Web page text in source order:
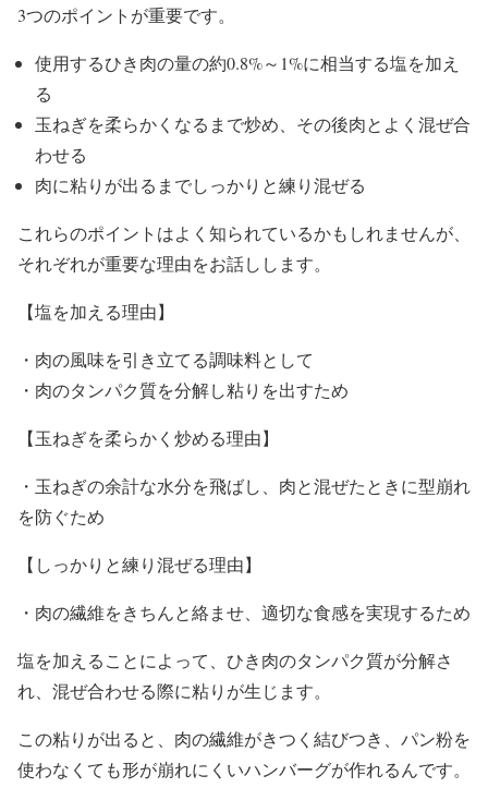
3つのポイントが重要です。
使用するひき肉の量の約0.8%～1%に相当する塩を加え
る
玉ねぎを柔らかくなるまで炒め、その後肉とよく混ぜ合
わせる
肉に粘りが出るまでしっかりと練り混ぜる
これらのポイントはよく知られているかもしれませんが、
それぞれが重要な理由をお話しします。
【塩を加える理由】
・肉の風味を引き立てる調味料として
・肉のタンパク質を分解し粘りを出すため
【玉ねぎを柔らかく炒める理由】
・玉ねぎの余計な水分を飛ばし、肉と混ぜたときに型崩れ
を防ぐため
【しっかりと練り混ぜる理由】
・肉の繊維をきちんと絡ませ、適切な食感を実現するため
塩を加えることによって、ひき肉のタンパク質が分解さ
れ、混ぜ合わせる際に粘りが生じます。
この粘りが出ると、肉の繊維がきつく結びつき、パン粉を
使わなくても形が崩れにくいハンバーグが作れるんです。